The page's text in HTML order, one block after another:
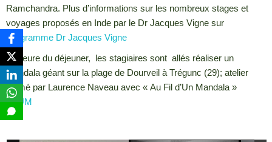
Ramchandra. Plus d’informations sur les nombreux stages et
voyages proposés en Inde par le Dr Jacques Vigne sur
Programme Dr Jacques Vigne
A l’heure du déjeuner, les stagiaires sont allés réaliser un
mandala géant sur la plage de Dourveil à Trégunc (29); atelier
animé par Laurence Naveau avec « Au Fil d’Un Mandala »
AFUM